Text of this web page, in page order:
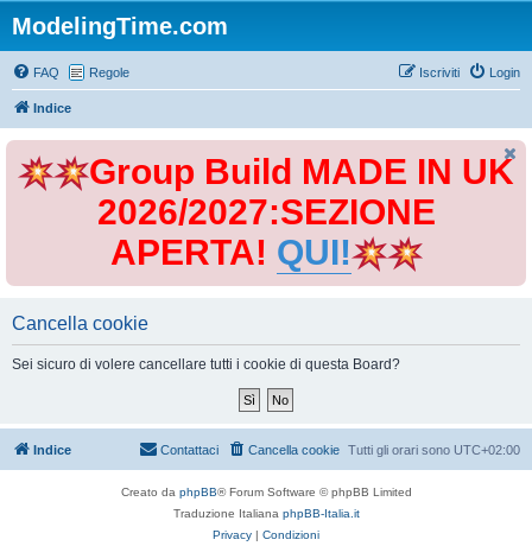
ModelingTime.com
FAQ Regole Login
Iscriviti
Indice
Group Build MADE IN UK
2026/2027:SEZIONE
APERTA! QUI!
Cancella cookie
Sei sicuro di volere cancellare tutti i cookie di questa Board?
Indice Tutti gli orari sono UTC+02:00
Cancella cookie
Contattaci
Creato da phpBB® Forum Software © phpBB Limited
Traduzione Italiana phpBB-Italia.it
Privacy | Condizioni